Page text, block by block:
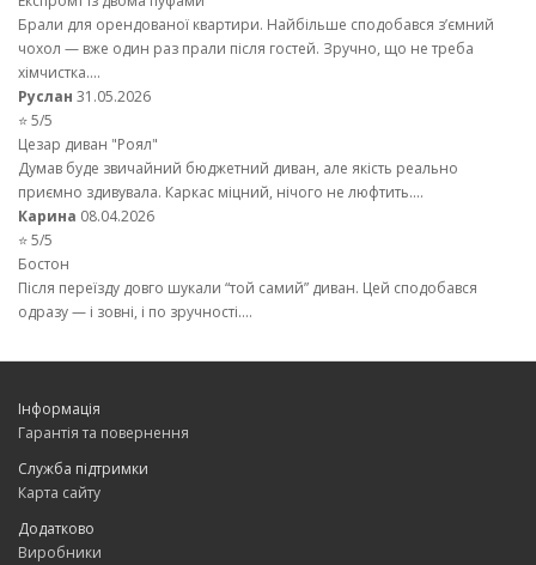
Брали для орендованої квартири. Найбільше сподобався з’ємний
чохол — вже один раз прали після гостей. Зручно, що не треба
хімчистка....
Руслан 31.05.2026
⭐ 5/5
Цезар диван "Роял"
Думав буде звичайний бюджетний диван, але якість реально
приємно здивувала. Каркас міцний, нічого не люфтить....
Карина 08.04.2026
⭐ 5/5
Бостон
Після переїзду довго шукали “той самий” диван. Цей сподобався
одразу — і зовні, і по зручності....
Інформація
Гарантія та повернення
Служба підтримки
Карта сайту
Додатково
Виробники